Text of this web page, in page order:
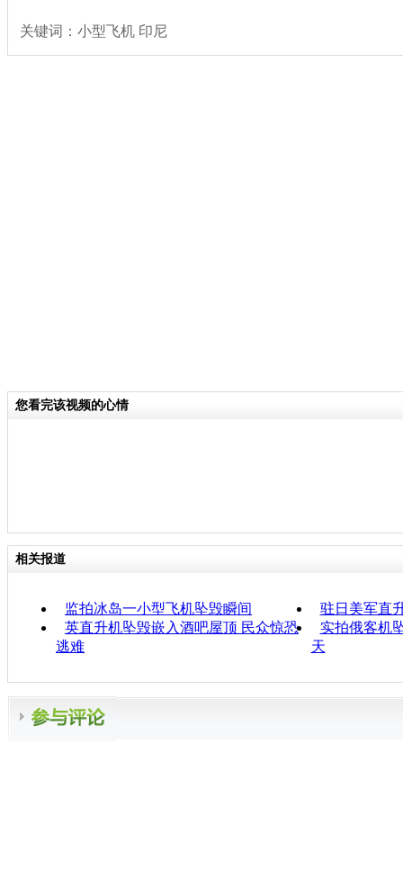
关键词：小型飞机 印尼
您看完该视频的心情
相关报道
监拍冰岛一小型飞机坠毁瞬间
驻日美军直
英直升机坠毁嵌入酒吧屋顶 民众惊恐
逃难
实拍俄客机
天